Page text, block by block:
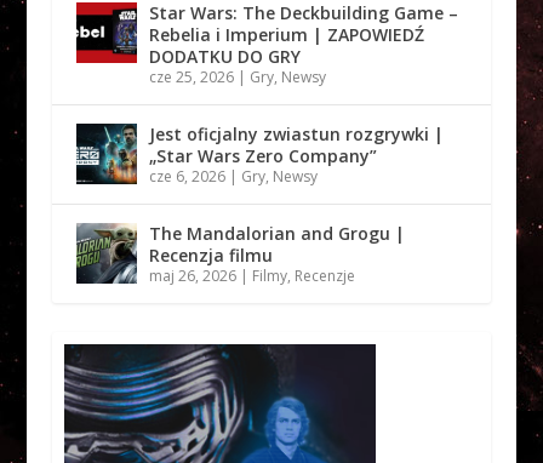
Star Wars: The Deckbuilding Game –
Rebelia i Imperium | ZAPOWIEDŹ
DODATKU DO GRY
cze 25, 2026| Gry, Newsy
Jest oficjalny zwiastun rozgrywki |
„Star Wars Zero Company”
cze 6, 2026| Gry, Newsy
The Mandalorian and Grogu |
Recenzja filmu
maj 26, 2026| Filmy, Recenzje